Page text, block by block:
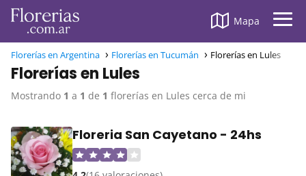
Mapa
Florerías en Argentina Florerías en Tucumán Florerías en Lules
Florerías en Lules
Mostrando 1 a 1 de 1 florerías en Lules cerca de mi
Floreria San Cayetano - 24hs